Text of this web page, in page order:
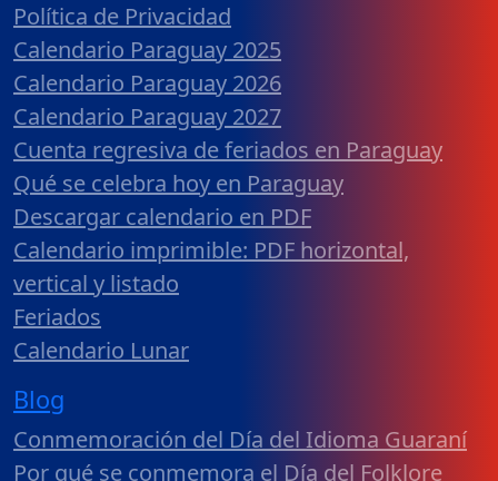
Política de Privacidad
Calendario Paraguay 2025
Calendario Paraguay 2026
Calendario Paraguay 2027
Cuenta regresiva de feriados en Paraguay
Qué se celebra hoy en Paraguay
Descargar calendario en PDF
Calendario imprimible: PDF horizontal,
vertical y listado
Feriados
Calendario Lunar
Blog
Conmemoración del Día del Idioma Guaraní
Por qué se conmemora el Día del Folklore